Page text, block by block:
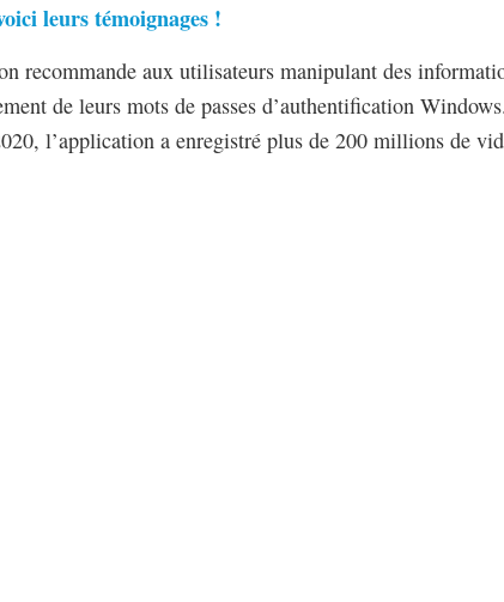
leurs témoignages !
recommande aux utilisateurs manipulant des
de leurs mots de passes d’authentification
l’application a enregistré plus de 200 millions de